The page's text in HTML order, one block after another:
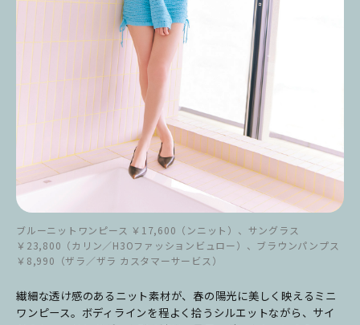
ブルーニットワンピース ￥17,600（ンニット）、サングラス
￥23,800（カリン／H3Oファッションビュロー）、ブラウンパンプス
￥8,990（ザラ／ザラ カスタマーサービス）
繊細な透け感のあるニット素材が、春の陽光に美しく映えるミニ
ワンピース。ボディラインを程よく拾うシルエットながら、サイ